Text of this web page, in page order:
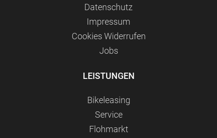
Datenschutz
Impressum
Сookies Widerrufen
Jobs
LEISTUNGEN
Bikeleasing
Service
Flohmarkt